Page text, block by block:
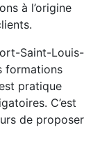
à l’origine
Saint-Louis-
formations
pratique
C’est
de proposer